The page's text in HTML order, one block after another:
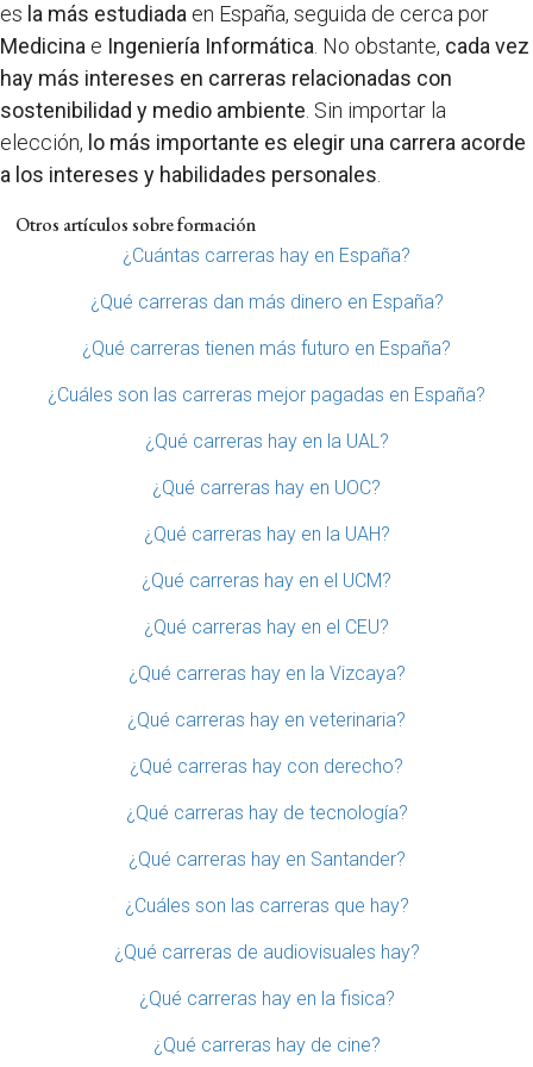
es la más estudiada en España, seguida de cerca por
Medicina e Ingeniería Informática. No obstante, cada vez
hay más intereses en carreras relacionadas con
sostenibilidad y medio ambiente. Sin importar la
elección, lo más importante es elegir una carrera acorde
a los intereses y habilidades personales.
Otros artículos sobre formación
¿Cuántas carreras hay en España?
¿Qué carreras dan más dinero en España?
¿Qué carreras tienen más futuro en España?
¿Cuáles son las carreras mejor pagadas en España?
¿Qué carreras hay en la UAL?
¿Qué carreras hay en UOC?
¿Qué carreras hay en la UAH?
¿Qué carreras hay en el UCM?
¿Qué carreras hay en el CEU?
¿Qué carreras hay en la Vizcaya?
¿Qué carreras hay en veterinaria?
¿Qué carreras hay con derecho?
¿Qué carreras hay de tecnología?
¿Qué carreras hay en Santander?
¿Cuáles son las carreras que hay?
¿Qué carreras de audiovisuales hay?
¿Qué carreras hay en la fisica?
¿Qué carreras hay de cine?